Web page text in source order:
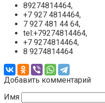
89274814464,
+7 927 4814464,
7 927 481 44 64,
tel:+79274814464,
+7 9274814464,
8 9274814464
Добавить комментарий
Имя